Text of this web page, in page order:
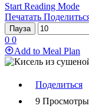
Start Reading Mode
Печатать
Пауза
0 0
Add to Meal Plan
Поделиться
9 Просмотры